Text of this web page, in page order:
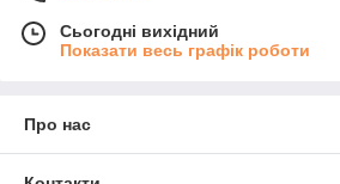
Сьогодні вихідний
Показати весь графік роботи
Про нас